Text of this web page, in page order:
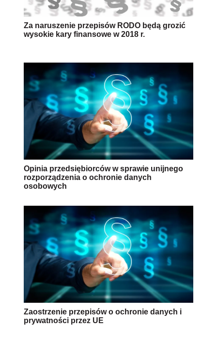
Za naruszenie przepisów RODO będą grozić
wysokie kary finansowe w 2018 r.
Opinia przedsiębiorców w sprawie unijnego
rozporządzenia o ochronie danych
osobowych
Zaostrzenie przepisów o ochronie danych i
prywatności przez UE